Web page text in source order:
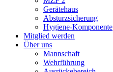
Gerätehaus
Absturzsicherung
Hygiene-Komponente
Mitglied werden
Über uns
Mannschaft
Wehrführung